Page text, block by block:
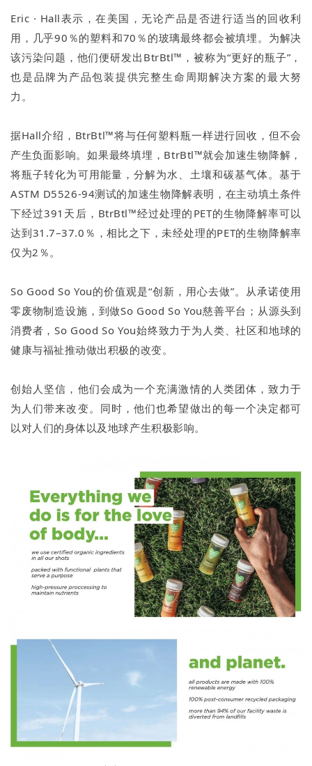
Eric · Hall表示，在美国，无论产品是否进行适当的回收利
用，几乎90％的塑料和70％的玻璃最终都会被填埋。为解决
该污染问题，他们便研发出BtrBtl™，被称为“更好的瓶子”，
也是品牌为产品包装提供完整生命周期解决方案的最大努
力。
据Hall介绍，BtrBtl™将与任何塑料瓶一样进行回收，但不会
产生负面影响。如果最终填埋，BtrBtl™就会加速生物降解，
将瓶子转化为可用能量，分解为水、土壤和碳基气体。基于
ASTM D5526-94测试的加速生物降解表明，在主动填土条件
下经过391天后，BtrBtl™经过处理的PET的生物降解率可以
达到31.7–37.0％，相比之下，未经处理的PET的生物降解率
仅为2％。
So Good So You的价值观是“创新，用心去做”。从承诺使用
零废物制造设施，到做So Good So You慈善平台；从源头到
消费者，So Good So You始终致力于为人类、社区和地球的
健康与福祉推动做出积极的改变。
创始人坚信，他们会成为一个充满激情的人类团体，致力于
为人们带来改变。同时，他们也希望做出的每一个决定都可
以对人们的身体以及地球产生积极影响。